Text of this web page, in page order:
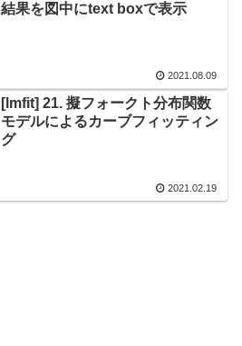
結果を図中にtext boxで表示
2021.08.09
[lmfit] 21. 擬フォークト分布関数
モデルによるカーブフィッティン
グ
2021.02.19